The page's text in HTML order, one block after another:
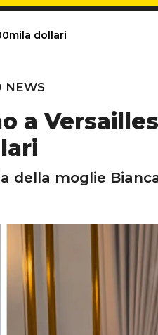
dollari
NEWS
a
della moglie